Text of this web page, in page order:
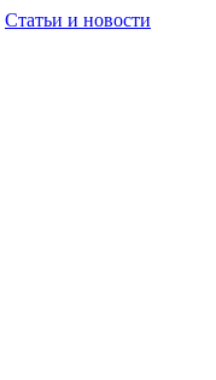
Статьи и новости